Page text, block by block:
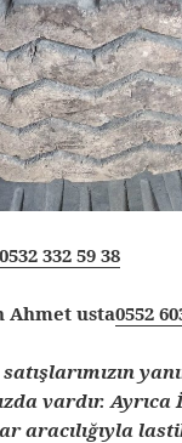
0532 332 59 38
Ahmet usta0552
vardır. Ayrıca
aracılığıyla